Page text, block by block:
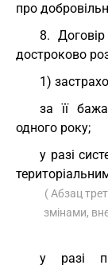
про
8.
достроково
1)
за її
одного року;
у разі
( Абзац
змінами,
у разі